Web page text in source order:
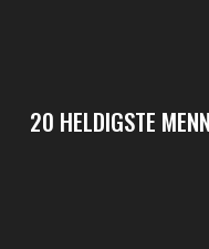
20 HELDIGSTE